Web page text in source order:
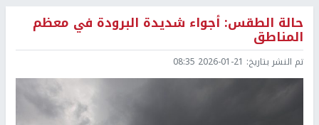
حالة الطقس: أجواء شديدة البرودة في معظم
المناطق
تم النشر بتاريخ: 2026-01-21 08:35